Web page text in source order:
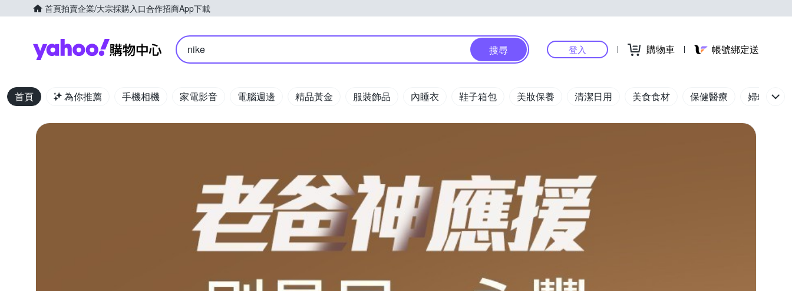
首頁拍賣企業/大宗採購入口合作招商App下載
Yahoo購物中心
nike 搜尋 登入 購物車 帳號綁定送
首頁 為你推薦 手機相機 家電影音 電腦週邊 精品黃金 服裝飾品 內睡衣 鞋子箱包 美妝保養 清潔日用 美食食材 保健醫療 婦幼玩具